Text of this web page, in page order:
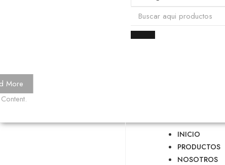
More
INICIO
PRODUCTOS
NOSOTROS